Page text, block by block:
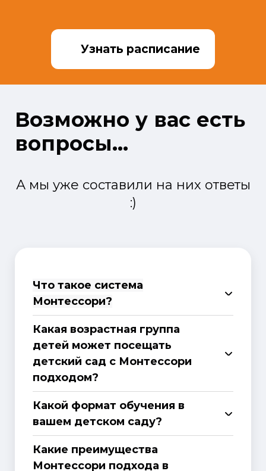
Узнать расписание
Возможно у вас есть
вопросы...
А мы уже составили на них ответы
:)
Что такое система
Монтессори?
Какая возрастная группа
детей может посещать
детский сад с Монтессори
подходом?
Какой формат обучения в
вашем детском саду?
Какие преимущества
Монтессори подхода в